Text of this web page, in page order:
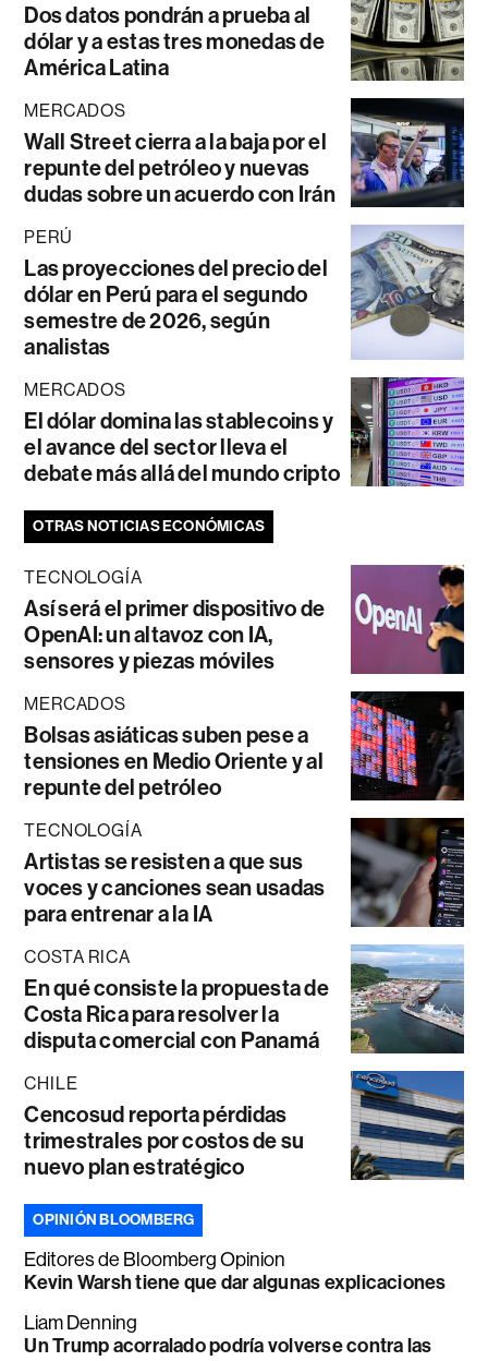
Dos datos pondrán a prueba al
dólar y a estas tres monedas de
América Latina
MERCADOS
Wall Street cierra a la baja por el
repunte del petróleo y nuevas
dudas sobre un acuerdo con Irán
PERÚ
Las proyecciones del precio del
dólar en Perú para el segundo
semestre de 2026, según
analistas
MERCADOS
El dólar domina las stablecoins y
el avance del sector lleva el
debate más allá del mundo cripto
OTRAS NOTICIAS ECONÓMICAS
TECNOLOGÍA
Así será el primer dispositivo de
OpenAI: un altavoz con IA,
sensores y piezas móviles
MERCADOS
Bolsas asiáticas suben pese a
tensiones en Medio Oriente y al
repunte del petróleo
TECNOLOGÍA
Artistas se resisten a que sus
voces y canciones sean usadas
para entrenar a la IA
COSTA RICA
En qué consiste la propuesta de
Costa Rica para resolver la
disputa comercial con Panamá
CHILE
Cencosud reporta pérdidas
trimestrales por costos de su
nuevo plan estratégico
OPINIÓN BLOOMBERG
Editores de Bloomberg Opinion
Kevin Warsh tiene que dar algunas explicaciones
Liam Denning
Un Trump acorralado podría volverse contra las